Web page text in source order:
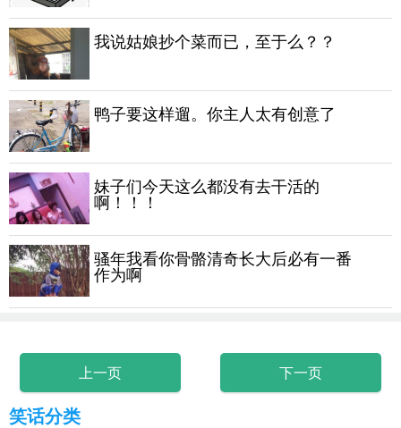
我说姑娘抄个菜而已，至于么？？
鸭子要这样遛。你主人太有创意了
妹子们今天这么都没有去干活的
啊！！！
骚年我看你骨骼清奇长大后必有一番
作为啊
上一页 下一页
笑话分类